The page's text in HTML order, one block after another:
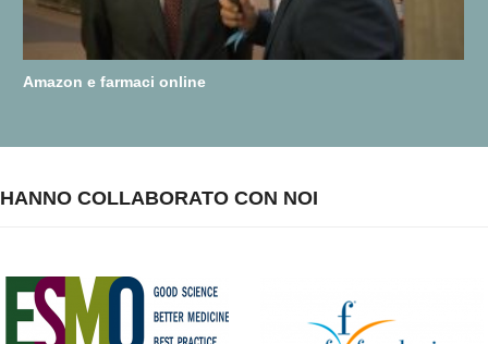
Amazon e farmaci online
HANNO COLLABORATO CON NOI